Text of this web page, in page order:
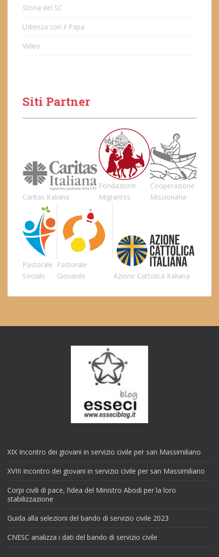
Storia del SC
Udienza con il Papa
Video
Siti Partner
Caritas Italiana
Fondazione
Migrantes
Cooperazione
Missionaria
Pastorale
Sociale
Pastorale
Giovanile
Azione Cattolica Italiana
XIX Incontro dei giovani in servizio civile per san Massimiliano
XVIII Incontro dei giovani in servizio civile per san Massimiliano
Corpi civili di pace, l’idea del Ministro Abodi per la loro
stabilizzazione
Guida alla selezioni del bando di servizio civile 2023
CNESC analizza i dati del bando di servizio civile